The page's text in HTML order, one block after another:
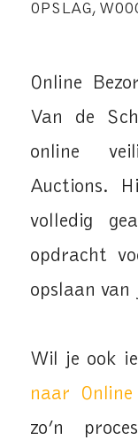
OPSLAG,
Online
Van de
online
Auctions.
volledig
opdracht
opslaan van
Wil je ook
naar Online
zo’n